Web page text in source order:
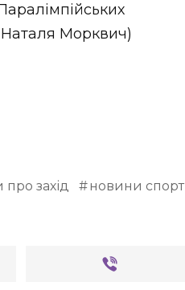
Наталя Морквич)
захід
новини спорт